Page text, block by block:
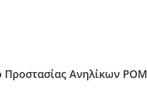
Προστασίας Ανηλίκων ΡΟΜ